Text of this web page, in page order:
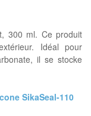
300 ml. Ce produit
Idéal pour
il se stocke
SikaSeal-110